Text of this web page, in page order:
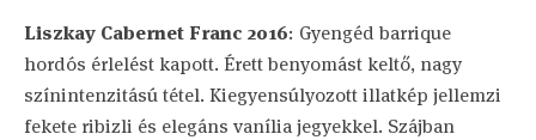
Liszkay Cabernet Franc 2016: Gyengéd barrique
hordós érlelést kapott. Érett benyomást keltő, nagy
színintenzitású tétel. Kiegyensúlyozott illatkép jellemzi
fekete ribizli és elegáns vanília jegyekkel. Szájban